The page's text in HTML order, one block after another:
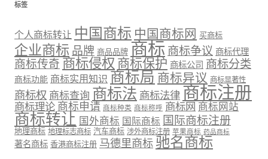
标签
个人商标转让 中国商标 中国商标网 买商标
企业商标 品牌 商品品牌 商标 商标争议 商标代理
商标传奇 商标侵权 商标保护 商标公司 商标分类
商标功能 商标实用知识 商标局 商标异议 商标显著性
商标权 商标查询 商标法 商标法律 商标注册
商标理论 商标申请 商标种类 商标称呼 商标网 商标网站
商标转让 国外商标 国际商标 国际商标注册
地理商标 地理标志商标 汽车商标 涉外商标注册 苹果商标 药品商标
著名商标 香港商标注册 马德里商标 驰名商标